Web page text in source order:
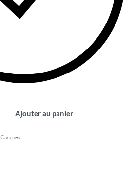
Ajouter au panier
Canapés